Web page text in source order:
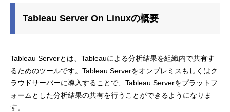
Tableau Server On Linuxの概要
Tableau Serverとは、Tableauによる分析結果を組織内で共有す
るためのツールです。Tableau Serverをオンプレミスもしくはク
ラウドサーバーに導入することで、Tableau Serverをプラットフ
ォームとした分析結果の共有を行うことができるようになりま
す。